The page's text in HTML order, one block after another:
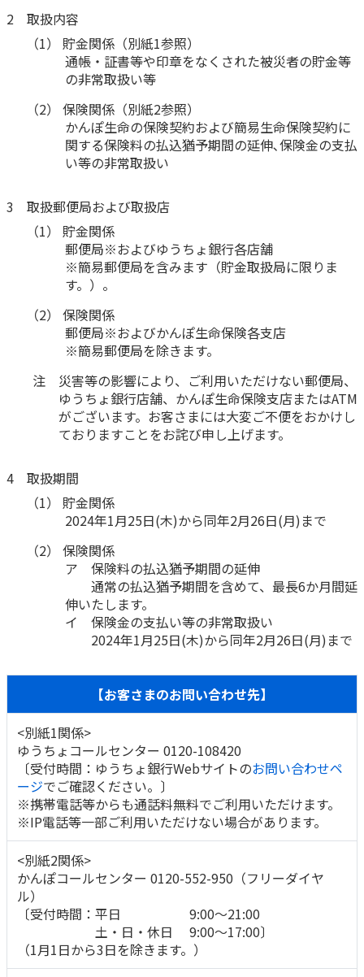
新規登録
ログイン
ご契約内容の確認
各種サービス・お知らせ
かんぽプラチナライフサービス
ご契約のしおり・約款（Web約款）
保険用語集
お問い合わせ
保険の探し方のポイント
これからのライフイベントでかかる費用とは？
ご契約手続きの流れ
保険料のお払込方法
お問い合わせ
お金
子育て
ライフプラン
健康情報
かんぽアプリ～かんぽの健康と安心を手のひらに～
ラジオ体操ポータルサイト
会社概要
財務情報
株主・投資家のみなさまへ
日本郵政グループとしての取り組み
採用情報
CM・オウンドメディア／ソーシャルメディア
かんぽブランド
かんぽ生命のサステナビリティ
お客さまの声／お客さまサービス向上の取組み
かんぽジャンクション
採用情報
English
2 取扱内容
（1） 貯金関係（別紙1参照）
通帳・証書等や印章をなくされた被災者の貯金等
の非常取扱い等
（2） 保険関係（別紙2参照）
かんぽ生命の保険契約および簡易生命保険契約に
関する保険料の払込猶予期間の延伸､保険金の支払
い等の非常取扱い
3 取扱郵便局および取扱店
（1） 貯金関係
郵便局※およびゆうちょ銀行各店舗
※簡易郵便局を含みます（貯金取扱局に限りま
す。）。
（2） 保険関係
郵便局※およびかんぽ生命保険各支店
※簡易郵便局を除きます。
注 災害等の影響により、ご利用いただけない郵便局、
ゆうちょ銀行店舗、かんぽ生命保険支店またはATM
がございます。お客さまには大変ご不便をおかけし
ておりますことをお詫び申し上げます。
4 取扱期間
（1） 貯金関係
2024年1月25日(木)から同年2月26日(月)まで
（2） 保険関係
ア 保険料の払込猶予期間の延伸
通常の払込猶予期間を含めて、最長6か月間延
伸いたします。
イ 保険金の支払い等の非常取扱い
2024年1月25日(木)から同年2月26日(月)まで
【お客さまのお問い合わせ先】
<別紙1関係>
ゆうちょコールセンター 0120-108420
〔受付時間：ゆうちょ銀行Webサイトのお問い合わせペ
ージでご確認ください。〕
※携帯電話等からも通話料無料でご利用いただけます。
※IP電話等一部ご利用いただけない場合があります。
<別紙2関係>
かんぽコールセンター 0120-552-950（フリーダイヤ
ル）
〔受付時間：平日 9:00～21:00
土・日・休日 9:00～17:00〕
（1月1日から3日を除きます。）